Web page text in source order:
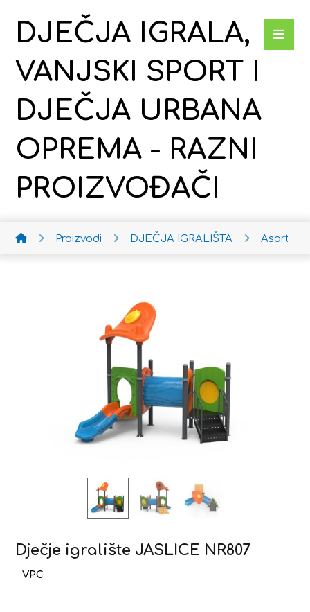
DJEČJA IGRALA,
VANJSKI SPORT I
DJEČJA URBANA
OPREMA - RAZNI
PROIZVOĐAČI
Proizvodi DJEČJA IGRALIŠTA
Dječje igralište JASLICE NR807